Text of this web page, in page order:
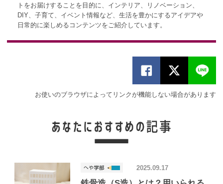
トをお届けすることを目的に、インテリア、リノベーション、
DIY、子育て、イベント情報など、生活を豊かにするアイデアや
日常的に楽しめるコンテンツをご紹介しています。
お使いのブラウザによってリンクが機能しない場合があります
2025.09.17